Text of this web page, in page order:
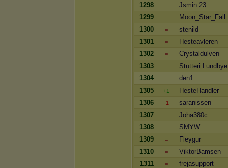
1298
=
Jsmin.23
1299
=
Moon_Star_Fall
1300
=
stenild
1301
=
Hesteavleren
1302
=
Crystaldulven
1303
=
Stutteri Lundbye
1304
=
den1
1305
+1
HesteHandler
1306
-1
saranissen
1307
=
Joha380c
1308
=
SMYW
1309
=
Fleygur
1310
=
ViktorBamsen
1311
=
frejasupport